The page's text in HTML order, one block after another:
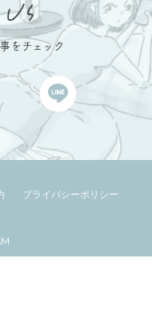
をチェック
プライバシーポリシー